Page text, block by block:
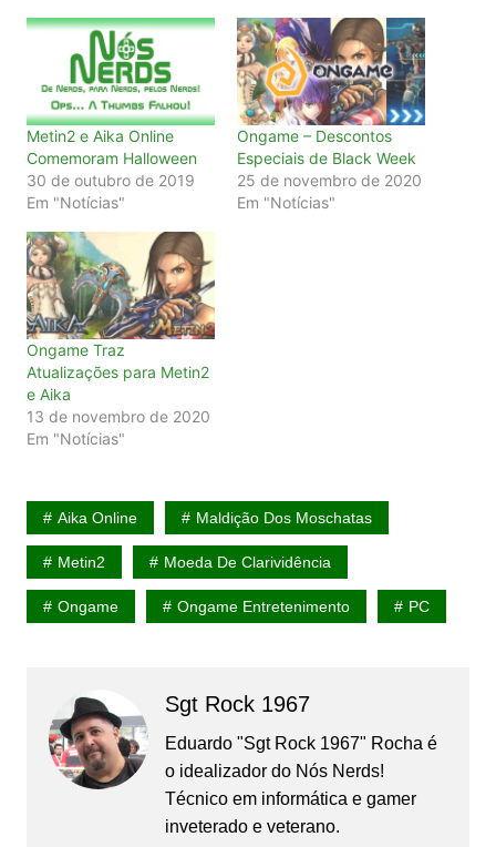
Metin2 e Aika Online
Comemoram Halloween
30 de outubro de 2019
Em "Notícias"
Ongame – Descontos
Especiais de Black Week
25 de novembro de 2020
Em "Notícias"
Ongame Traz
Atualizações para Metin2
e Aika
13 de novembro de 2020
Em "Notícias"
Aika Online Maldição Dos Moschatas
Metin2 Moeda De Clarividência
Ongame Ongame Entretenimento PC
Sgt Rock 1967
Eduardo "Sgt Rock 1967" Rocha é
o idealizador do Nós Nerds!
Técnico em informática e gamer
inveterado e veterano.